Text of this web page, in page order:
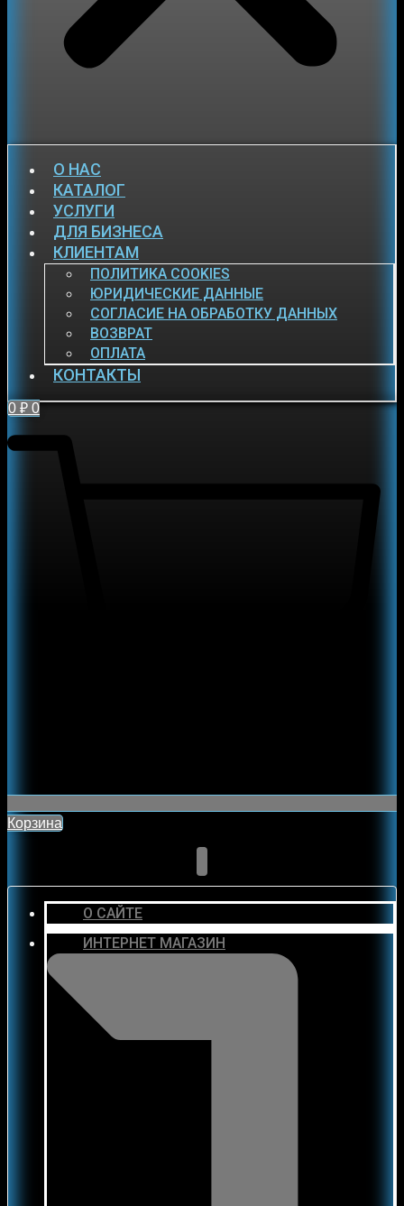
О НАС
КАТАЛОГ
УСЛУГИ
ДЛЯ БИЗНЕСА
КЛИЕНТАМ
ПОЛИТИКА COOKIES
ЮРИДИЧЕСКИЕ ДАННЫЕ
СОГЛАСИЕ НА ОБРАБОТКУ ДАННЫХ
ВОЗВРАТ
ОПЛАТА
КОНТАКТЫ
0 ₽ 0
Корзина
О САЙТЕ
ИНТЕРНЕТ МАГАЗИН